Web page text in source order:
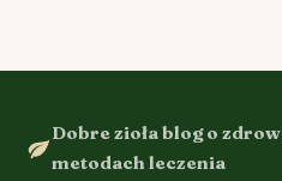
Dobre zioła blog o
metodach leczenia